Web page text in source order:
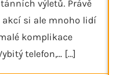
výletů. Právě
akcí si ale mnoho lidí
komplikace
telefon,… [...]